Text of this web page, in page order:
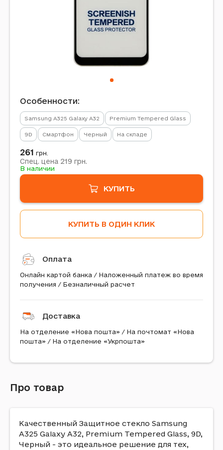
Особенности:
Samsung A325 Galaxy A32 Premium Tempered Glass
9D Смартфон Черный На складе
261 грн.
Спец. цена 219 грн.
В наличии
КУПИТЬ
КУПИТЬ В ОДИН КЛИК
Оплата
Онлайн картой банка / Наложенный платеж во время
получения / Безналичный расчет
Доставка
На отделение «Нова пошта» / На почтомат «Нова
пошта» / На отделение «Укрпошта»
Про товар
Качественный Защитное стекло Samsung
A325 Galaxy A32, Premium Tempered Glass, 9D,
Черный - это идеальное решение для тех,